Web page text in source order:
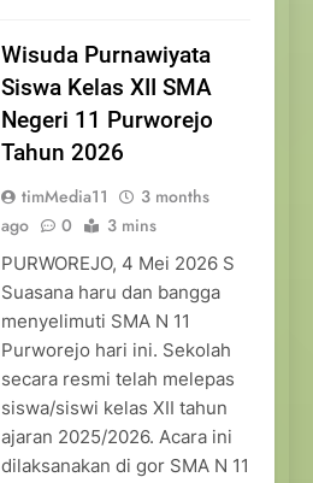
Wisuda Purnawiyata
Siswa Kelas XII SMA
Negeri 11 Purworejo
Tahun 2026
timMedia11
3 months
ago
0 3 mins
PURWOREJO, 4 Mei 2026 S
Suasana haru dan bangga
menyelimuti SMA N 11
Purworejo hari ini. Sekolah
secara resmi telah melepas
siswa/siswi kelas XII tahun
ajaran 2025/2026. Acara ini
dilaksanakan di gor SMA N 11